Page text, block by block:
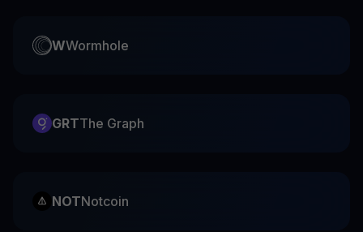
WWormhole
GRTThe Graph
NOTNotcoin